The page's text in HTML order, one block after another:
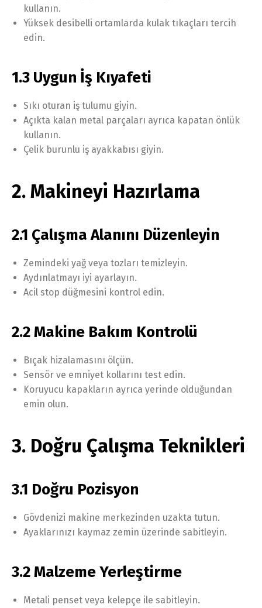
kullanın.
Yüksek desibelli ortamlarda kulak tıkaçları tercih
edin.
1.3 Uygun İş Kıyafeti
Sıkı oturan iş tulumu giyin.
Açıkta kalan metal parçaları ayrıca kapatan önlük
kullanın.
Çelik burunlu iş ayakkabısı giyin.
2. Makineyi Hazırlama
2.1 Çalışma Alanını Düzenleyin
Zemindeki yağ veya tozları temizleyin.
Aydınlatmayı iyi ayarlayın.
Acil stop düğmesini kontrol edin.
2.2 Makine Bakım Kontrolü
Bıçak hizalamasını ölçün.
Sensör ve emniyet kollarını test edin.
Koruyucu kapakların ayrıca yerinde olduğundan
emin olun.
3. Doğru Çalışma Teknikleri
3.1 Doğru Pozisyon
Gövdenizi makine merkezinden uzakta tutun.
Ayaklarınızı kaymaz zemin üzerinde sabitleyin.
3.2 Malzeme Yerleştirme
Metali penset veya kelepçe ile sabitleyin.